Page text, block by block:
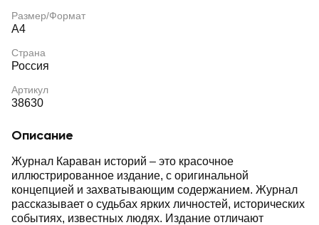
Размер/Формат
А4
Страна
Россия
Артикул
38630
Описание
Журнал Караван историй – это красочное
иллюстрированное издание, с оригинальной
концепцией и захватывающим содержанием. Журнал
рассказывает о судьбах ярких личностей, исторических
событиях, известных людях. Издание отличают